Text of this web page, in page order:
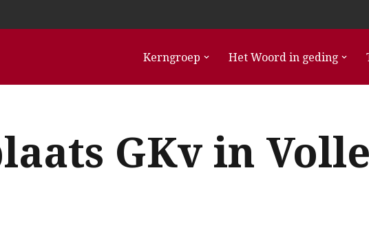
Kerngroep Het Woord in geding
GKv in